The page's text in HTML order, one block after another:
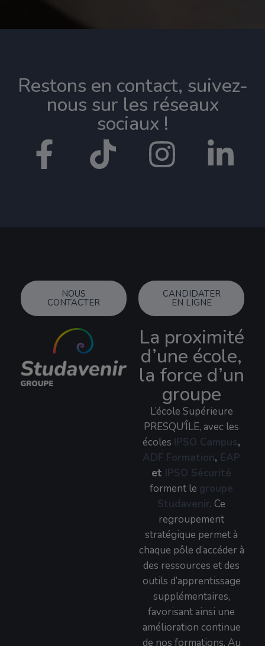
Restons en contact, suivez-
nous sur les réseaux
sociaux !​
NOUS
CONTACTER
CANDIDATER
EN LIGNE
La proximité
d’une école,
la force d’un
groupe
L’école Supérieure
PRESQU’ÎLE, avec les
écoles IPSO Campus,
ADF Formation, EAP
et IPSO Sécurité
forment le groupe
Studavenir. Ce
regroupement
stratégique permet à
chaque pôle d’accéder à
des ressources et des
outils d’apprentissage
supplémentaires,
favorisant ainsi une
amélioration continue
de nos formations. Au